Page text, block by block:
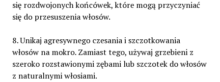
się rozdwojonych końcówek, które mogą przyczyniać
się do przesuszenia włosów.
8. Unikaj agresywnego czesania i szczotkowania
włosów na mokro. Zamiast tego, używaj grzebieni z
szeroko rozstawionymi zębami lub szczotek do włosów
z naturalnymi włosiami.